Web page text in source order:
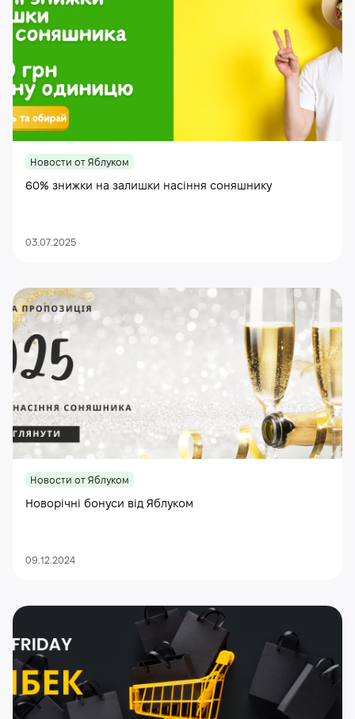
Новости от Яблуком
60% знижки на залишки насіння соняшнику
03.07.2025
Новости от Яблуком
Новорічні бонуси від Яблуком
09.12.2024